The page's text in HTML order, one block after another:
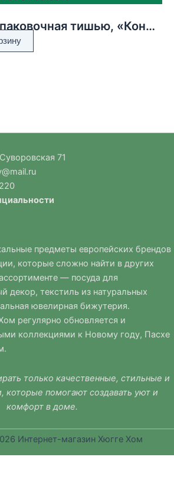
Бумага упаковочная тишью, «Конфетти», тёмно-зелёный, 50 х 66 см 9618340
71
предметы европейских брендов
которые сложно найти в других
— посуда для
декор, текстиль из натуральных
ювелирная бижутерия.
регулярно обновляется и
коллекциями к Новому году, Пасхе
только качественные, стильные и
которые помогают создавать уют и
комфорт в доме.
Интернет-магазин Хюгге Хом